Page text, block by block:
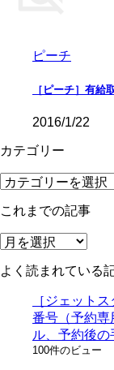
ピーチ
［ピーチ］有給
2016/1/22
カテゴリー
カ
ゴ
リ
ー
これまでの記事
こ
ま
よく読まれている
［ジェット
番号（予約専
ル、予約後の
100件のビュー